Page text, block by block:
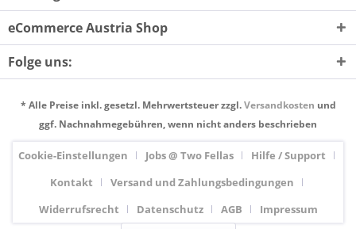
eCommerce Austria Shop
Folge uns:
* Alle Preise inkl. gesetzl. Mehrwertsteuer zzgl.Versandkosten und
ggf. Nachnahmegebühren, wenn nicht anders beschrieben
Cookie-Einstellungen Jobs @ Two Fellas
Hilfe / Support
Kontakt
Versand und Zahlungsbedingungen
Widerrufsrecht
Datenschutz AGB Impressum